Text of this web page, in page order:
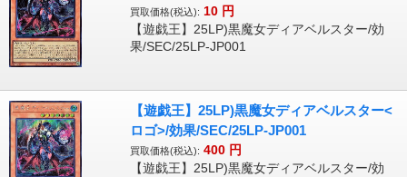
買取価格(税込): 10 円
【遊戯王】25LP)黒魔女ディアベルスター/効
果/SEC/25LP-JP001
【遊戯王】25LP)黒魔女ディアベルスター<
ロゴ>/効果/SEC/25LP-JP001
買取価格(税込): 400 円
【遊戯王】25LP)黒魔女ディアベルスター/効